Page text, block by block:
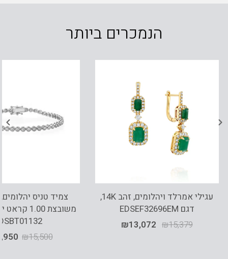
הנמכרים ביותר
עגילי אמרלד ויהלומים, זהב 14K,
דגם EDSEF32696EM
₪15,379
₪13,072
משובצת
₪15,500